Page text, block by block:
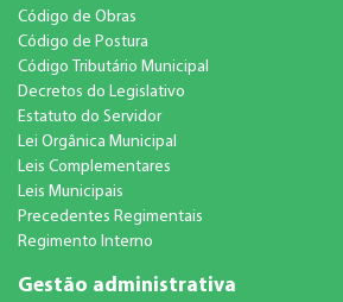
Código de Obras
Código de Postura
Código Tributário Municipal
Decretos do Legislativo
Estatuto do Servidor
Lei Orgânica Municipal
Leis Complementares
Leis Municipais
Precedentes Regimentais
Regimento Interno
Gestão administrativa